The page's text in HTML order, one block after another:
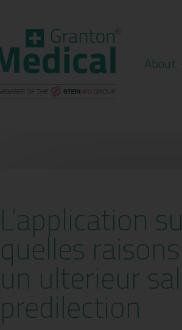
About
L’application
quelles
un ulterieur
predilection